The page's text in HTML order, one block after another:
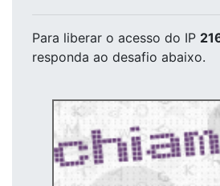
Para liberar o acesso do IP
responda ao desafio abaixo.